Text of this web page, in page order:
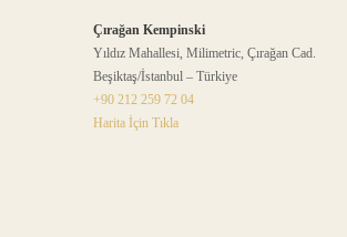
Çırağan Kempinski
Yıldız Mahallesi, Milimetric, Çırağan Cad.
Beşiktaş/İstanbul – Türkiye
+90 212 259 72 04
Harita İçin Tıkla